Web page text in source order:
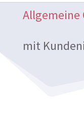
Allgemeine
mit